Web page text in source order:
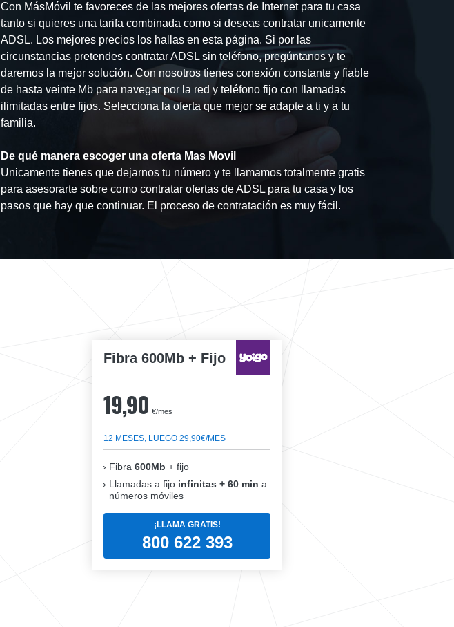
Con MásMóvil te favoreces de las mejores ofertas de Internet para tu casa
tanto si quieres una tarifa combinada como si deseas contratar unicamente
ADSL. Los mejores precios los hallas en esta página. Si por las
circunstancias pretendes contratar ADSL sin teléfono, pregúntanos y te
daremos la mejor solución. Con nosotros tienes conexión constante y fiable
de hasta veinte Mb para navegar por la red y teléfono fijo con llamadas
ilimitadas entre fijos. Selecciona la oferta que mejor se adapte a ti y a tu
familia.
De qué manera escoger una oferta Mas Movil
Unicamente tienes que dejarnos tu número y te llamamos totalmente gratis
para asesorarte sobre como contratar ofertas de ADSL para tu casa y los
pasos que hay que continuar. El proceso de contratación es muy fácil.
Fibra 600Mb + Fijo
19,90 €/mes
12 MESES, LUEGO 29,90€/MES
Fibra 600Mb + fijo
Llamadas a fijo infinitas + 60 min a
números móviles
¡LLAMA GRATIS!
800 622 393